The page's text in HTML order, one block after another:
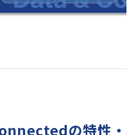
の特性・